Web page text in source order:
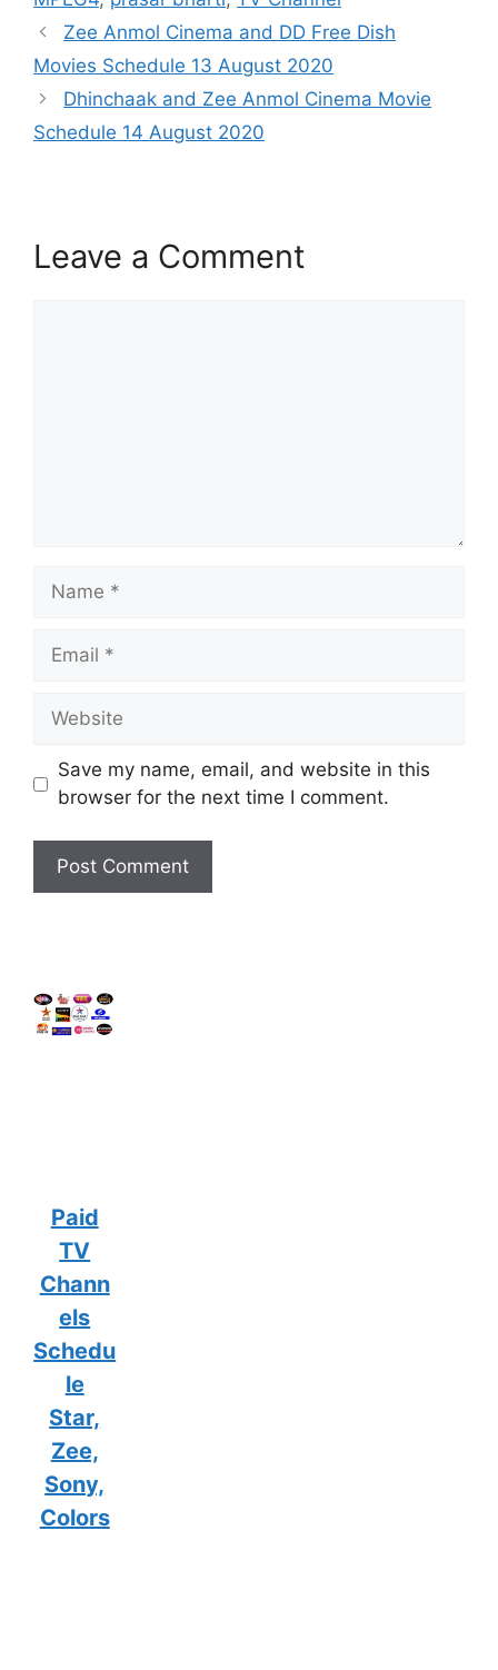
Zee Anmol Cinema and DD Free Dish
Movies Schedule 13 August 2020
Dhinchaak and Zee Anmol Cinema Movie
Schedule 14 August 2020
Leave a Comment
Name
Email
Website
Save my name, email, and website in this
browser for the next time I comment.
Paid
TV
Chann
els
Schedu
le
Star,
Zee,
Sony,
Colors